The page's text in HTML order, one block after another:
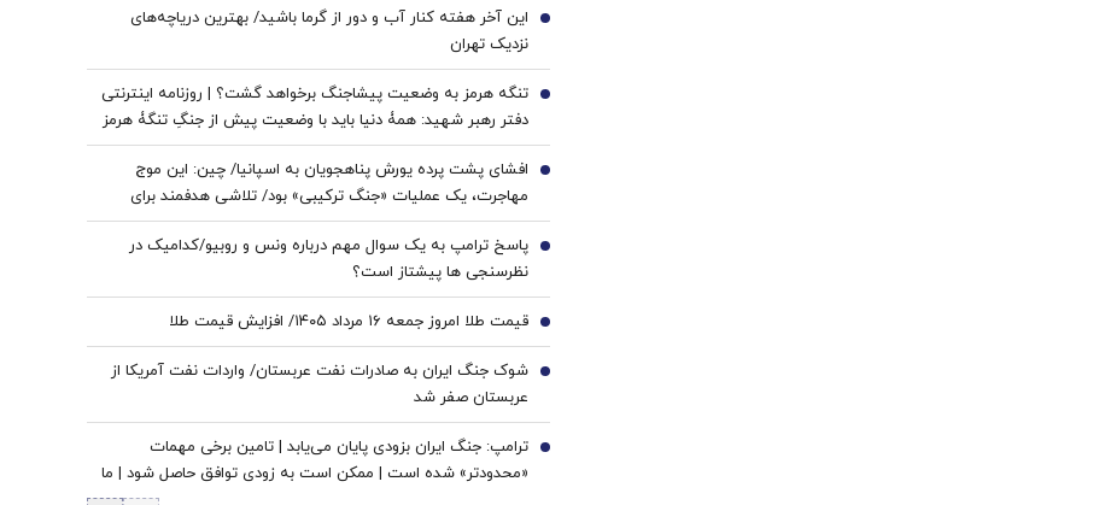
این آخر هفته کنار آب و دور از گرما باشید/ بهترین دریاچه‌های
نزدیک تهران
4
تنگه هرمز به وضعیت پیشاجنگ برخواهد گشت؟ | روزنامه اینترنتی
دفتر رهبر شهید: همۀ دنیا باید با وضعیت پیش از جنگِ تنگۀ هرمز
خداحافظی کنند
5
افشای پشت پرده یورش پناهجویان به اسپانیا/ چین: این موج
مهاجرت، یک عملیات «جنگ ترکیبی» بود/ تلاشی هدفمند برای
اعمال فشار بر دولت «پدرو سانچز»
6
پاسخ ترامپ به یک سوال مهم درباره ونس و روبیو/کدامیک در
نظرسنجی ها پیشتاز است؟
7
قیمت طلا امروز جمعه ۱۶ مرداد ۱۴۰۵/ افزایش قیمت طلا 8
شوک جنگ ایران به صادرات نفت عربستان/ واردات نفت آمریکا از
عربستان صفر شد
9
ترامپ: جنگ ایران بزودی پایان می‌یابد | تامین برخی مهمات
«محدودتر» شده است | ممکن است به زودی توافق حاصل شود | ما
10